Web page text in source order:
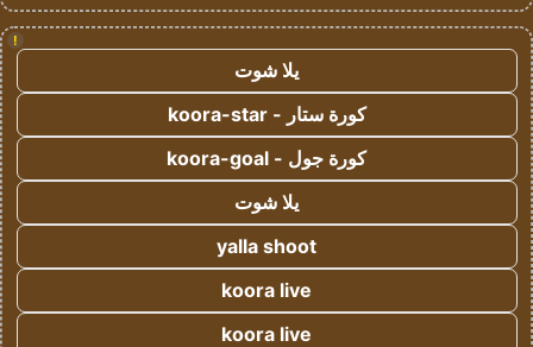
!
يلا شوت
كورة ستار - koora-star
كورة جول - koora-goal
يلا شوت
yalla shoot
koora live
koora live